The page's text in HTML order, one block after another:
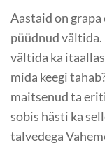
Aastaid on
püüdnud vältida.
vältida ka
mida keegi
maitsenud ta
sobis hästi ka
talvedega